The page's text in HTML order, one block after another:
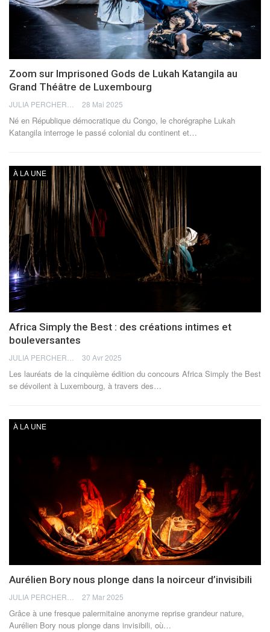
Zoom sur Imprisoned Gods de Lukah Katangila au
Grand Théâtre de Luxembourg
28 Mai 2025
Né en République démocratique du Congo, le chorégraphe Lukah
Katangila interroge le passé colonial du continent et…
À LA UNE
Africa Simply the Best : des créations intimes et
bouleversantes
30 Avr 2025
Les lauréats de la cinquième édition du concours Africa Simply the Best
se dévoilent à Luxembourg, à travers des…
À LA UNE
Aurélien Bory nous plonge dans la noirceur d’invisibili
27 Mar 2025
Grâce à une fresque palermitaine anonyme reprise grandeur nature,
Aurélien Bory nous plonge dans invisibili, où…